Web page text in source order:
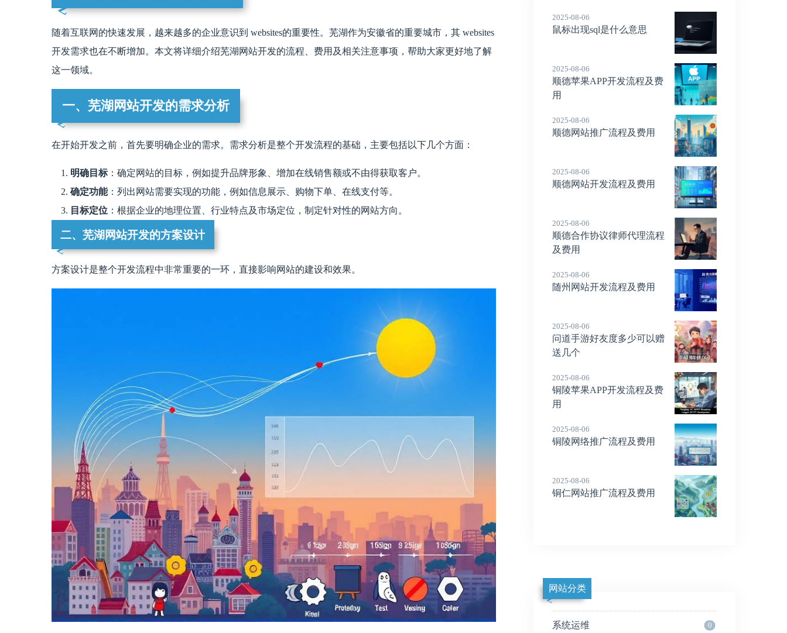
随着互联网的快速发展，越来越多的企业意识到 websites的重要性。芜湖作为安徽省的重要城市，其 websites
开发需求也在不断增加。本文将详细介绍芜湖网站开发的流程、费用及相关注意事项，帮助大家更好地了解
这一领域。
一、芜湖网站开发的需求分析
在开始开发之前，首先要明确企业的需求。需求分析是整个开发流程的基础，主要包括以下几个方面：
明确目标：确定网站的目标，例如提升品牌形象、增加在线销售额或不由得获取客户。
确定功能：列出网站需要实现的功能，例如信息展示、购物下单、在线支付等。
目标定位 ：根据企业的地理位置、行业特点及市场定位，制定针对性的网站方向。
二、芜湖网站开发的方案设计
方案设计是整个开发流程中非常重要的一环，直接影响网站的建设和效果。
2025-08-06
鼠标出现sql是什么意思
2025-08-06
顺德苹果APP开发流程及费
用
2025-08-06
顺德网站推广流程及费用
2025-08-06
顺德网站开发流程及费用
2025-08-06
顺德合作协议律师代理流程
及费用
2025-08-06
随州网站开发流程及费用
2025-08-06
问道手游好友度多少可以赠
送几个
2025-08-06
铜陵苹果APP开发流程及费
用
2025-08-06
铜陵网络推广流程及费用
2025-08-06
铜仁网站推广流程及费用
网站分类
系统运维 0